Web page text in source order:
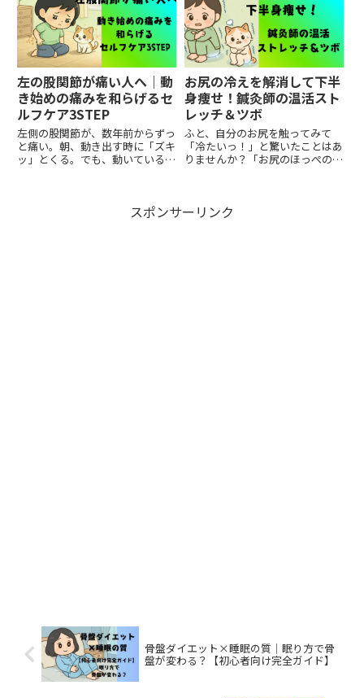
左の股関節が痛い人へ｜動
き始めの痛みを和らげるセ
ルフケア3STEP
左側の股関節が、数年前からずっ
と痛い。朝、動き出す時に「ズキ
ッ」とくる。でも、動いているう
み。同じ左側の「腰痛」や「首の
お尻の冷えを解消して下半
身痩せ！鍼灸師の温活スト
レッチ＆ツボ
ふと、自分のお尻を触ってみて
「冷たいっ！」と驚いたことはあ
りませんか？「お尻のほっぺの部
の多くが、この「お尻の氷河期」
スポンサーリンク
骨盤ダイエット×睡眠の質｜眠り方で骨
盤が変わる？【初心者向け完全ガイド】